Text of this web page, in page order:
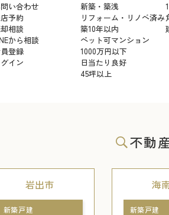
い合わせ
予約
相談
から相談
登録
イン
新築・築浅
リフォーム・リノベ済み
築10年以内
ペット可マンション
1000万円以下
日当たり良好
45坪以上
不動
岩出市
新築戸建
海
新築戸建